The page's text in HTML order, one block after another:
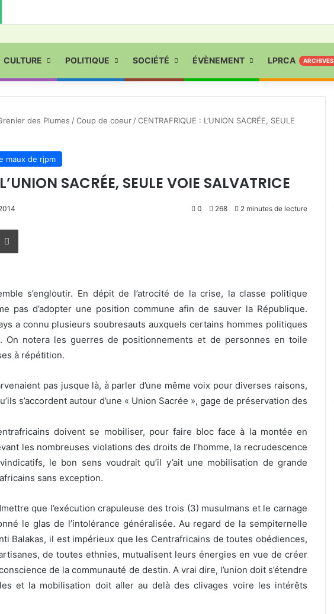
CULTURE POLITIQUE SOCIÉTÉ ÉVÈNEMENT LPRCA ARCHIVES
des Plumes /Coup de coeur /CENTRAFRIQUE : L’UNION SACRÉE, SEULE
maux de rjpm
SACRÉE, SEULE VOIE SALVATRICE
0 268 2 minutes de lecture
email Imprimer
s’engloutir. En dépit de l’atrocité de la crise, la classe politique
pas d’adopter une position commune afin de sauver la République.
a connu plusieurs soubresauts auxquels certains hommes politiques
notera les guerres de positionnements et de personnes en toile
à répétition.
pas jusque là, à parler d’une même voix pour diverses raisons,
s’accordent autour d’une « Union Sacrée », gage de préservation des
doivent se mobiliser, pour faire bloc face à la montée en
les nombreuses violations des droits de l’homme, la recrudescence
le bon sens voudrait qu’il y’ait une mobilisation de grande
sans exception.
que l’exécution crapuleuse des trois (3) musulmans et le carnage
le glas de l’intolérance généralisée. Au regard de la sempiternelle
Balakas, il est impérieux que les Centrafricains de toutes obédiences,
de toutes ethnies, mutualisent leurs énergies en vue de créer
de la communauté de destin. A vrai dire, l’union doit s’étendre
et la mobilisation doit aller au delà des clivages voire les intérêts